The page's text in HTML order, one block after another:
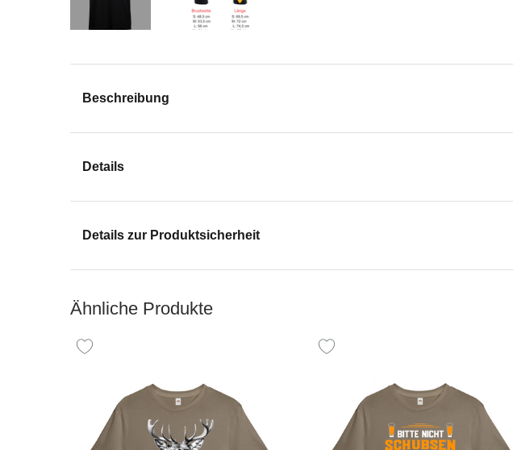
Beschreibung
Details
Details zur Produktsicherheit
Ähnliche Produkte